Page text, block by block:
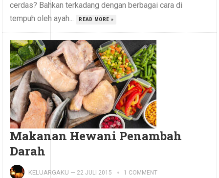
cerdas? Bahkan terkadang dengan berbagai cara di
tempuh oleh ayah...
READ MORE »
Makanan Hewani Penambah
Darah
KELUARGAKU — 22 JULI 2015 1 COMMENT